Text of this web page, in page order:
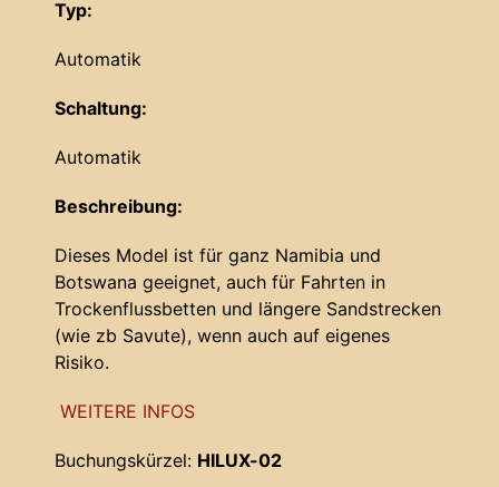
Typ:
Automatik
Schaltung:
Automatik
Beschreibung:
Dieses Model ist für ganz Namibia und
Botswana geeignet, auch für Fahrten in
Trockenflussbetten und längere Sandstrecken
(wie zb Savute), wenn auch auf eigenes
Risiko.
WEITERE INFOS
Buchungskürzel: HILUX-02